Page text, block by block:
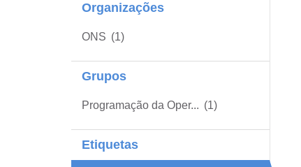
Organizações
ONS (1)
Grupos
Programação da Oper... (1)
Etiquetas